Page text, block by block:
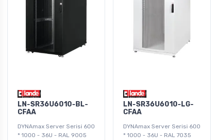
LN-SR36U6010-BL-
CFAA
DYNAmax Server Serisi 600
* 1000 - 36U - RAL 9005
LN-SR36U6010-LG-
CFAA
DYNAmax Server Serisi 600
* 1000 - 36U - RAL 7035